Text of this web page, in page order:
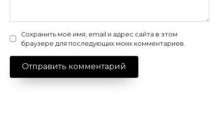
Сохранить моё имя, email и адрес сайта в этом
браузере для последующих моих комментариев.